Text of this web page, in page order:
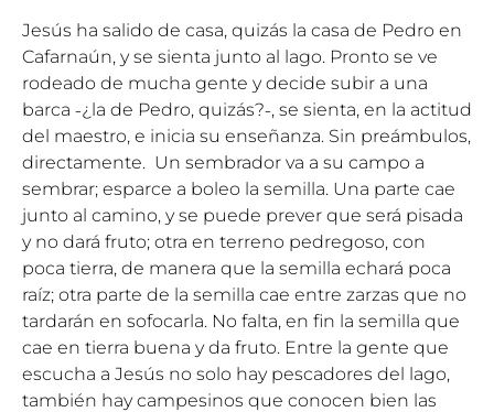
Jesús ha salido de casa, quizás la casa de Pedro en
Cafarnaún, y se sienta junto al lago. Pronto se ve
rodeado de mucha gente y decide subir a una
barca ˗¿la de Pedro, quizás?˗, se sienta, en la actitud
del maestro, e inicia su enseñanza. Sin preámbulos,
directamente. Un sembrador va a su campo a
sembrar; esparce a boleo la semilla. Una parte cae
junto al camino, y se puede prever que será pisada
y no dará fruto; otra en terreno pedregoso, con
poca tierra, de manera que la semilla echará poca
raíz; otra parte de la semilla cae entre zarzas que no
tardarán en sofocarla. No falta, en fin la semilla que
cae en tierra buena y da fruto. Entre la gente que
escucha a Jesús no solo hay pescadores del lago,
también hay campesinos que conocen bien las